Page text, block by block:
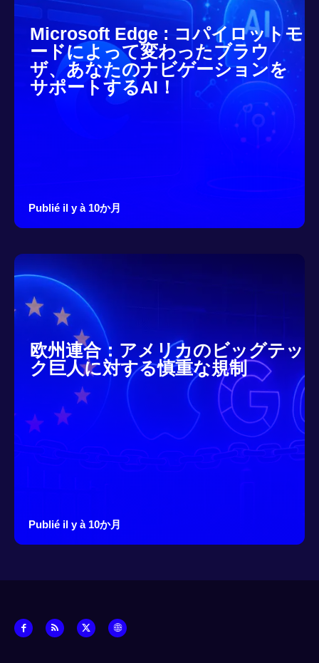
Microsoft Edge : コパイロットモ
ードによって変わったブラウ
ザ、あなたのナビゲーションを
サポートするAI！
Publié il y à 10か月
欧州連合：アメリカのビッグテッ
ク巨人に対する慎重な規制
Publié il y à 10か月